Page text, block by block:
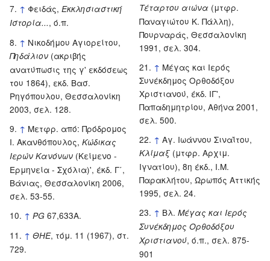
↑ Φειδάς, Εκκλησιαστική
Ιστορία..., ό.π.
↑ Νικοδήμου Αγιορείτου,
Πηδάλιον (ακριβής
ανατύπωσις της γ' εκδόσεως
του 1864), εκδ. Βασ.
Ρηγόπουλου, Θεσσαλονίκη
2003, σελ. 128.
↑ Μετφρ. από: Πρόδρομος
Ι. Ακανθόπουλος, Κώδικας
Ιερών Κανόνων (Κείμενο -
Ερμηνεία - Σχόλια)', έκδ. Γ΄,
Βάνιας, Θεσσαλονίκη 2006,
σελ. 53-55.
↑ PG 67,633Α.
↑ ΘHE, τόμ. 11 (1967), στ.
729.
Τέταρτου αιώνα (μτφρ.
Παναγιώτου Κ. Πάλλη),
Πουρναράς, Θεσσαλονίκη
1991, σελ. 304.
↑ Μέγας και Ιερός
Συνέκδημος Ορθοδόξου
Χριστιανού, έκδ. ΙΓ',
Παπαδημητρίου, Αθήνα 2001,
σελ. 500.
↑ Αγ. Ιωάννου Σιναΐτου,
Κλίμαξ (μτφρ. Αρχιμ.
Ιγνατίου), 8η έκδ., Ι.Μ.
Παρακλήτου, Ωρωπός Αττικής
1995, σελ. 24.
↑ Βλ.Μέγας και Ιερός
Συνέκδημος Ορθοδόξου
Χριστιανού, ό.π., σελ. 875-
901